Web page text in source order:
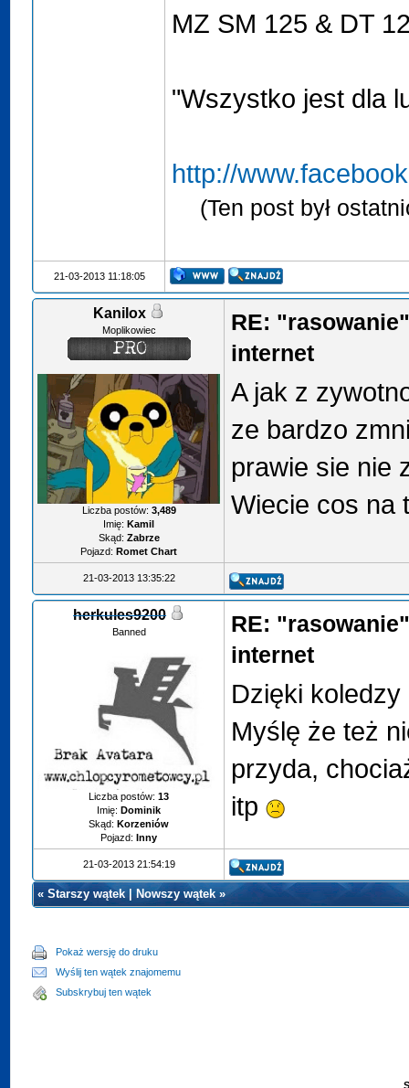
MZ SM 125 & DT
"Wszystko jest dla
http://
(Ten post był
21-03-2013 11:18:05
Kanilox
Moplikowiec
Liczba postów: 3,489
Imię: Kamil
Skąd: Zabrze
Pojazd: Romet Chart
RE:
internet
A jak z
ze bardzo
prawie sie nie
Wiecie cos na
21-03-2013 13:35:22
herkules9200
Banned
Liczba postów:13
Imię: Dominik
Skąd: Korzeniów
Pojazd: Inny
RE:
internet
Dzięki
Myślę że też
przyda,
itp
21-03-2013 21:54:19
«Starszy wątek Nowszy wątek»
Pokaż wersję do druku
Wyślij ten wątek znajomemu
Subskrybuj ten wątek